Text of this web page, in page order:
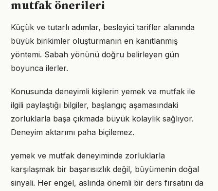
mutfak önerileri
Küçük ve tutarlı adımlar, besleyici tarifler alanında
büyük birikimler oluşturmanın en kanıtlanmış
yöntemi. Sabah yönünü doğru belirleyen gün
boyunca ilerler.
Konusunda deneyimli kişilerin yemek ve mutfak ile
ilgili paylaştığı bilgiler, başlangıç aşamasındaki
zorluklarla başa çıkmada büyük kolaylık sağlıyor.
Deneyim aktarımı paha biçilemez.
yemek ve mutfak deneyiminde zorluklarla
karşılaşmak bir başarısızlık değil, büyümenin doğal
sinyali. Her engel, aslında önemli bir ders fırsatını da